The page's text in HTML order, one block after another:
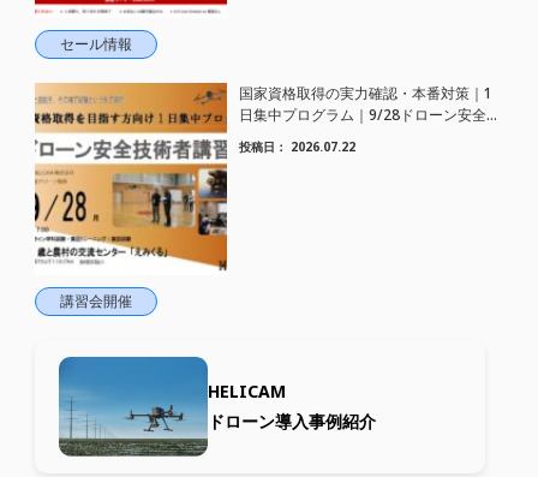
セール情報
講習会開催
国家資格取得の実力確認・本番対策｜1
日集中プログラム｜9/28ドローン安全技
術者講習 開催【WEBから簡単申込】
投稿日： 2026.07.22
HELICAM
ドローン導入事例紹介